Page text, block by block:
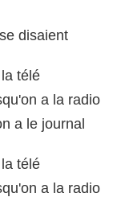
disaient
télé
a la radio
a le journal
télé
a la radio